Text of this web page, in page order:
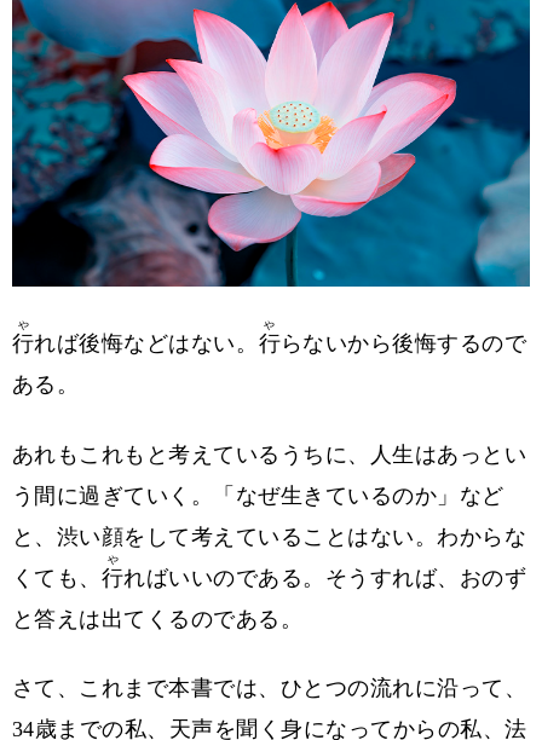
行
や
れば後悔などはない。 行
や
らないから後悔するので
ある。
あれもこれもと考えているうちに、人生はあっとい
う間に過ぎていく。「なぜ生きているのか」など
と、渋い顔をして考えていることはない。わからな
くても、 行
や
ればいいのである。そうすれば、おのず
と答えは出てくるのである。
さて、これまで本書では、ひとつの流れに沿って、
34歳までの私、天声を聞く身になってからの私、法